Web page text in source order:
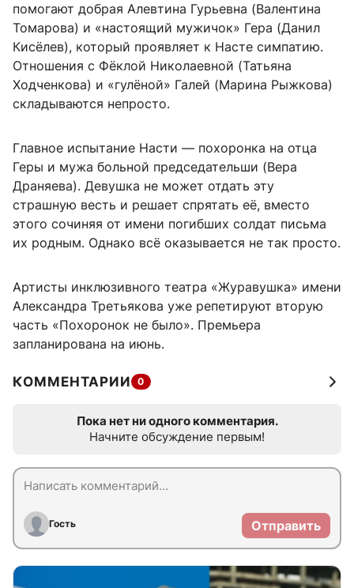
помогают добрая Алевтина Гурьевна (Валентина
Томарова) и «настоящий мужичок» Гера (Данил
Кисёлев), который проявляет к Насте симпатию.
Отношения с Фёклой Николаевной (Татьяна
Ходченкова) и «гулёной» Галей (Марина Рыжкова)
складываются непросто.
Главное испытание Насти — похоронка на отца
Геры и мужа больной председательши (Вера
Драняева). Девушка не может отдать эту
страшную весть и решает спрятать её, вместо
этого сочиняя от имени погибших солдат письма
их родным. Однако всё оказывается не так просто.
Артисты инклюзивного театра «Журавушка» имени
Александра Третьякова уже репетируют вторую
часть «Похоронок не было». Премьера
запланирована на июнь.
КОММЕНТАРИИ 0
Пока нет ни одного комментария.
Начните обсуждение первым!
Гость Отправить